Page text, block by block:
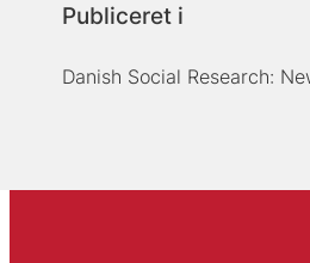
Publiceret i
Danish Social Research: